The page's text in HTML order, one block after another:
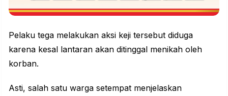
Pelaku tega melakukan aksi keji tersebut diduga
karena kesal lantaran akan ditinggal menikah oleh
korban.
Asti, salah satu warga setempat menjelaskan